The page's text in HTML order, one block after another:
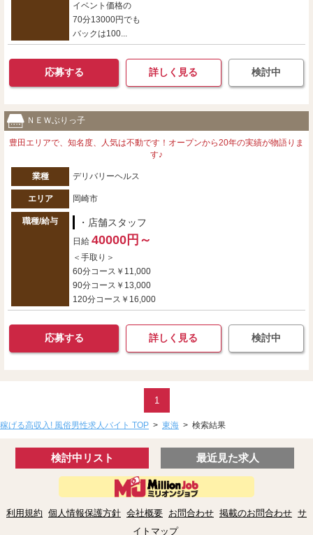
イベント価格の
70分13000円でも
バックは100...
応募する 詳しく見る 検討中
ＮＥＷぶりっ子
豊田エリアで、知名度、人気は不動です！オープンから20年の実績が物語りま
す♪
業種 デリバリーヘルス
エリア 岡崎市
職種/給与 ・店舗スタッフ
日給 40000円～
＜手取り＞
60分コース￥11,000
90分コース￥13,000
120分コース￥16,000
応募する 詳しく見る 検討中
1
稼げる高収入! 風俗男性求人バイト TOP > 東海 > 検索結果
検討中リスト 最近見た求人
利用規約 個人情報保護方針 会社概要 お問合わせ 掲載のお問合わせ サ
イトマップ